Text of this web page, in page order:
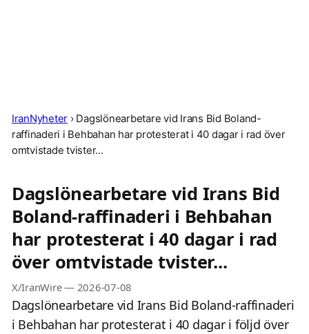
IranNyheter › Dagslönearbetare vid Irans Bid Boland-
raffinaderi i Behbahan har protesterat i 40 dagar i rad över
omtvistade tvister...
Dagslönearbetare vid Irans Bid
Boland-raffinaderi i Behbahan
har protesterat i 40 dagar i rad
över omtvistade tvister...
X/IranWire— 2026-07-08
Dagslönearbetare vid Irans Bid Boland-raffinaderi
i Behbahan har protesterat i 40 dagar i följd över